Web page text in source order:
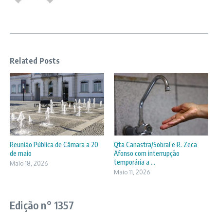
Related Posts
Reunião Pública de Câmara a 20
de maio
Maio 18, 2026
Qta Canastra/Sobral e R. Zeca
Afonso com interrupção
temporária a ...
Maio 11, 2026
Edição n° 1357